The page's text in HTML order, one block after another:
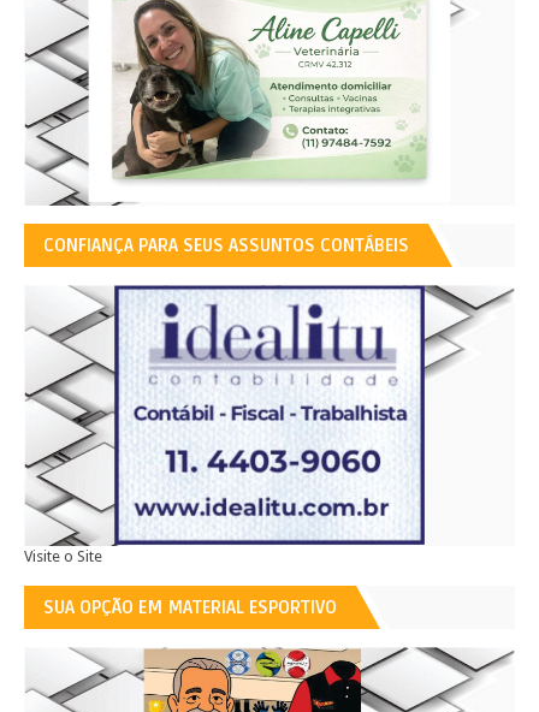
CONFIANÇA PARA SEUS ASSUNTOS CONTÁBEIS
Visite o Site
SUA OPÇÃO EM MATERIAL ESPORTIVO